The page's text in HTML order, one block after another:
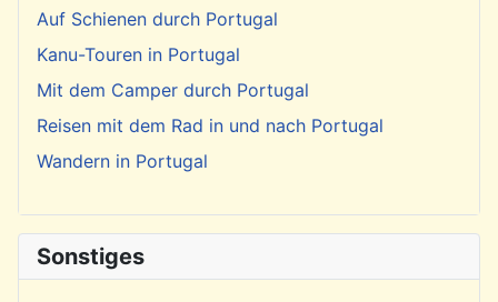
Auf Schienen durch Portugal
Kanu-Touren in Portugal
Mit dem Camper durch Portugal
Reisen mit dem Rad in und nach Portugal
Wandern in Portugal
Sonstiges